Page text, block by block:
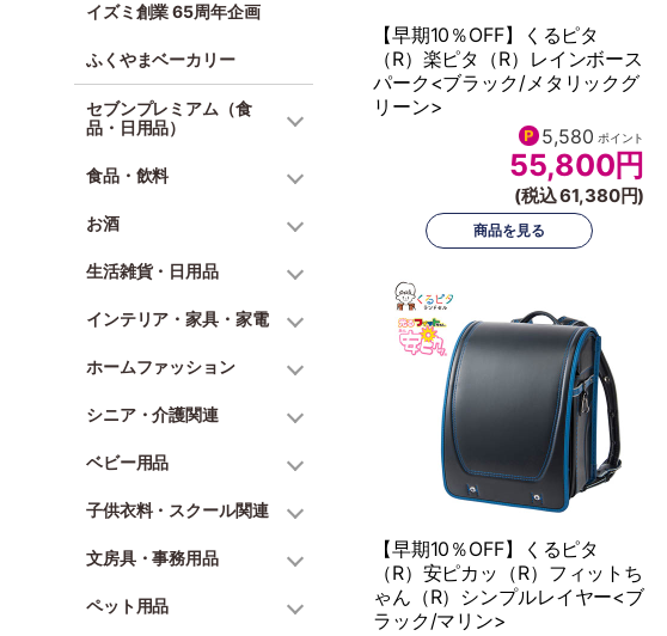
イズミ創業 65周年企画
ふくやまベーカリー
セブンプレミアム（食
品・日用品）
食品・飲料
お酒
生活雑貨・日用品
インテリア・家具・家電
ホームファッション
シニア・介護関連
ベビー用品
子供衣料・スクール関連
文房具・事務用品
ペット用品
【早期10％OFF】くるピタ
（R）楽ピタ（R）レインボース
パーク<ブラック/メタリックグ
リーン>
5,580 ポイント
55,800円
(税込 61,380円)
【早期10％OFF】くるピタ
（R）安ピカッ（R）フィットち
ゃん（R）シンプルレイヤー<ブ
ラック/マリン>